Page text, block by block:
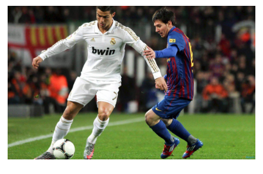
para
startups
TIC
en
fase
inicial